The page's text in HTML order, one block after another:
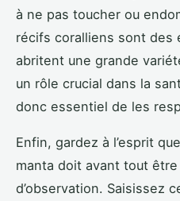
à ne pas toucher ou
récifs coralliens sont des
abritent une grande
un rôle crucial dans la
donc essentiel de les
Enfin, gardez à l’esprit
manta doit avant tout
d’observation. Saisissez